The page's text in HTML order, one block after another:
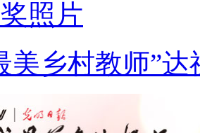
美乡村教师”